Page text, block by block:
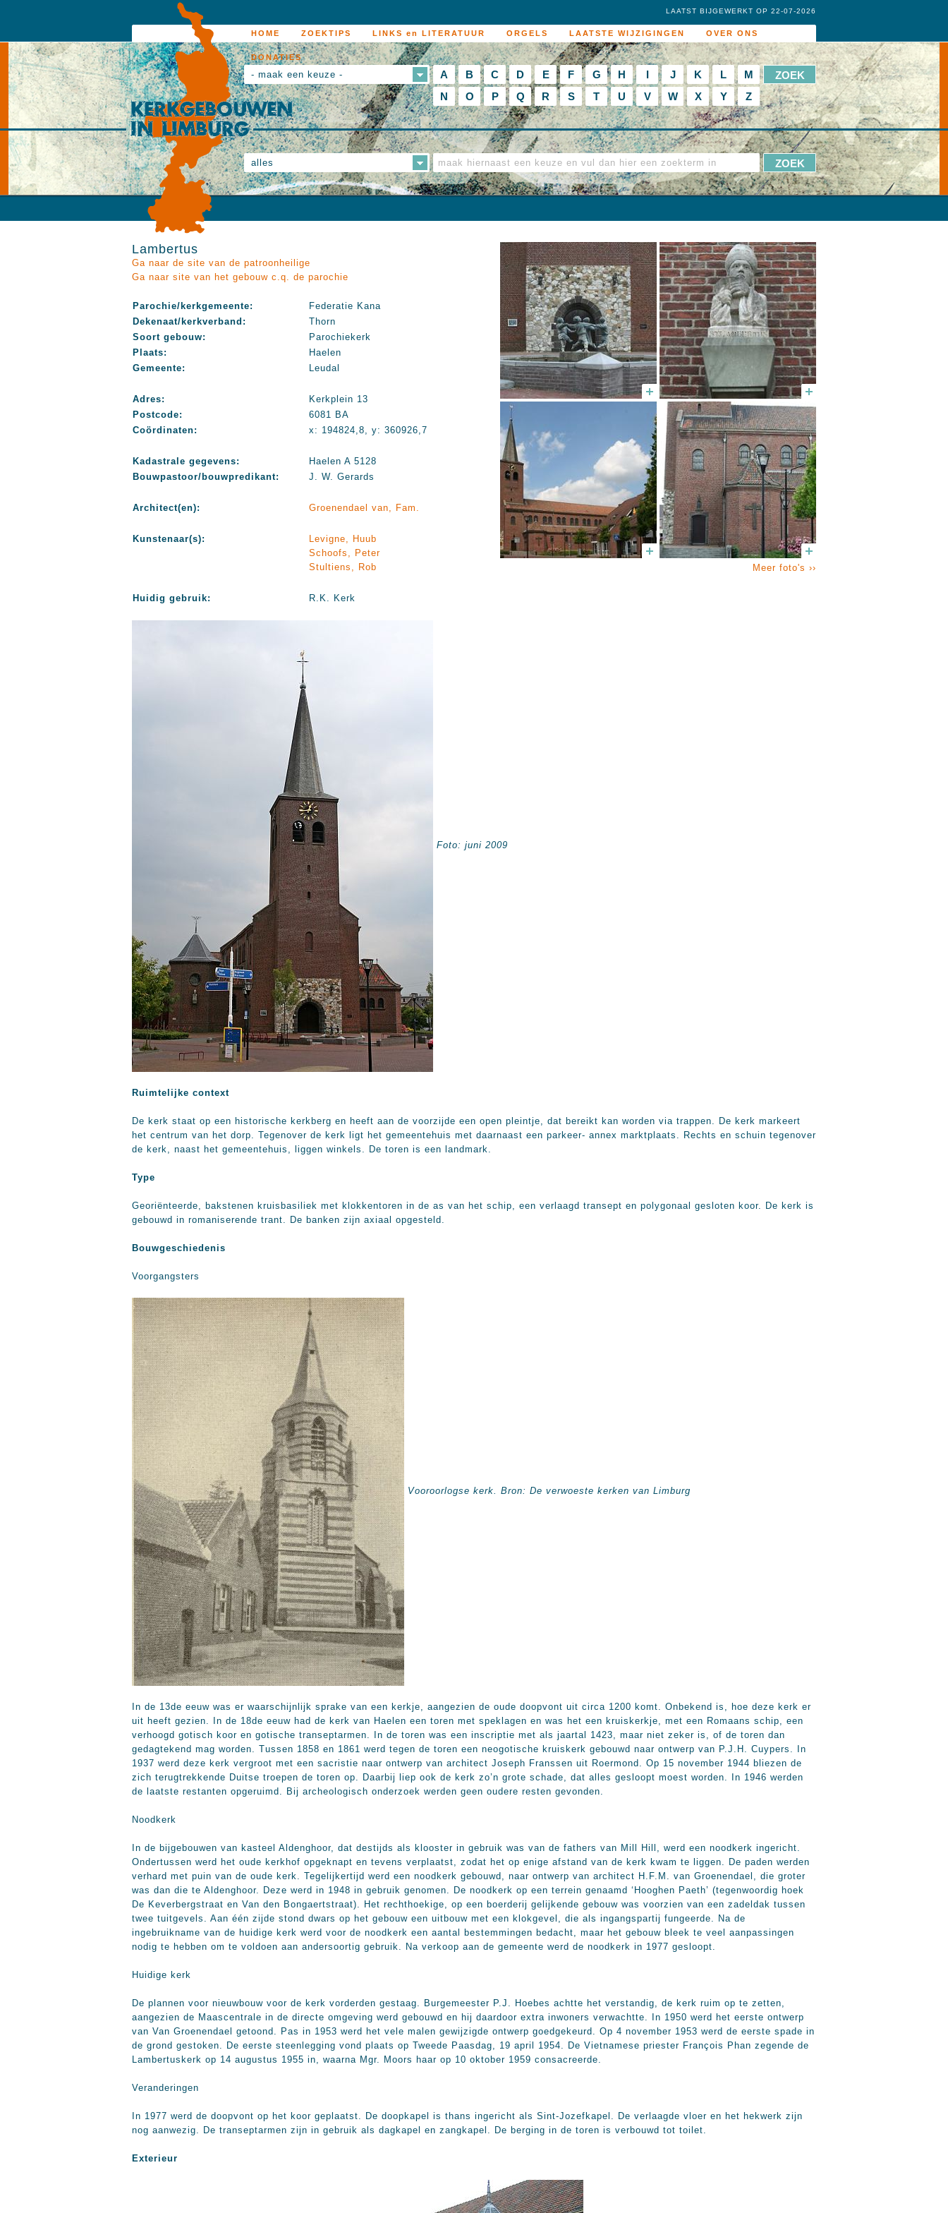
HOME ZOEKTIPS LINKS en LITERATUUR ORGELS LAATSTE WIJZIGINGEN OVER ONS
DONATIES
LAATST BIJGEWERKT OP 22-07-2026
- maak een keuze - A B C D E F G H I J K L
M
N
O P Q R S T U V W X Y Z
alles
Lambertus
Ga naar de site van de patroonheilige
Ga naar site van het gebouw c.q. de parochie
Parochie/kerkgemeente:
Federatie Kana
Dekenaat/kerkverband:
Thorn
Soort gebouw:
Parochiekerk
Plaats:
Haelen
Gemeente:
Leudal
Adres:
Kerkplein 13
Postcode:
6081 BA
Coördinaten:
x: 194824,8, y: 360926,7
Kadastrale gegevens:
Haelen A 5128
Bouwpastoor/bouwpredikant:
J. W. Gerards
Architect(en): Groenendael van, Fam.
Kunstenaar(s):
Levigne, Huub
Schoofs, Peter
Stultiens, Rob
Huidig gebruik: R.K. Kerk
Meer foto's ››
Foto: juni 2009
Ruimtelijke context
De kerk staat op een historische kerkberg en heeft aan de voorzijde een open pleintje, dat bereikt kan worden via trappen. De kerk markeert
het centrum van het dorp. Tegenover de kerk ligt het gemeentehuis met daarnaast een parkeer- annex marktplaats. Rechts en schuin tegenover
de kerk, naast het gemeentehuis, liggen winkels. De toren is een landmark.
Type
Georiënteerde, bakstenen kruisbasiliek met klokkentoren in de as van het schip, een verlaagd transept en polygonaal gesloten koor. De kerk is
gebouwd in romaniserende trant. De banken zijn axiaal opgesteld.
Bouwgeschiedenis
Voorgangsters
Vooroorlogse kerk. Bron: De verwoeste kerken van Limburg
In de 13de eeuw was er waarschijnlijk sprake van een kerkje, aangezien de oude doopvont uit circa 1200 komt. Onbekend is, hoe deze kerk er
uit heeft gezien. In de 18de eeuw had de kerk van Haelen een toren met speklagen en was het een kruiskerkje, met een Romaans schip, een
verhoogd gotisch koor en gotische transeptarmen. In de toren was een inscriptie met als jaartal 1423, maar niet zeker is, of de toren dan
gedagtekend mag worden. Tussen 1858 en 1861 werd tegen de toren een neogotische kruiskerk gebouwd naar ontwerp van P.J.H. Cuypers. In
1937 werd deze kerk vergroot met een sacristie naar ontwerp van architect Joseph Franssen uit Roermond. Op 15 november 1944 bliezen de
zich terugtrekkende Duitse troepen de toren op. Daarbij liep ook de kerk zo’n grote schade, dat alles gesloopt moest worden. In 1946 werden
de laatste restanten opgeruimd. Bij archeologisch onderzoek werden geen oudere resten gevonden.
Noodkerk
In de bijgebouwen van kasteel Aldenghoor, dat destijds als klooster in gebruik was van de fathers van Mill Hill, werd een noodkerk ingericht.
Ondertussen werd het oude kerkhof opgeknapt en tevens verplaatst, zodat het op enige afstand van de kerk kwam te liggen. De paden werden
verhard met puin van de oude kerk. Tegelijkertijd werd een noodkerk gebouwd, naar ontwerp van architect H.F.M. van Groenendael, die groter
was dan die te Aldenghoor. Deze werd in 1948 in gebruik genomen. De noodkerk op een terrein genaamd ‘Hooghen Paeth’ (tegenwoordig hoek
De Keverbergstraat en Van den Bongaertstraat). Het rechthoekige, op een boerderij gelijkende gebouw was voorzien van een zadeldak tussen
twee tuitgevels. Aan één zijde stond dwars op het gebouw een uitbouw met een klokgevel, die als ingangspartij fungeerde. Na de
ingebruikname van de huidige kerk werd voor de noodkerk een aantal bestemmingen bedacht, maar het gebouw bleek te veel aanpassingen
nodig te hebben om te voldoen aan andersoortig gebruik. Na verkoop aan de gemeente werd de noodkerk in 1977 gesloopt.
Huidige kerk
De plannen voor nieuwbouw voor de kerk vorderden gestaag. Burgemeester P.J. Hoebes achtte het verstandig, de kerk ruim op te zetten,
aangezien de Maascentrale in de directe omgeving werd gebouwd en hij daardoor extra inwoners verwachtte. In 1950 werd het eerste ontwerp
van Van Groenendael getoond. Pas in 1953 werd het vele malen gewijzigde ontwerp goedgekeurd. Op 4 november 1953 werd de eerste spade in
de grond gestoken. De eerste steenlegging vond plaats op Tweede Paasdag, 19 april 1954. De Vietnamese priester François Phan zegende de
Lambertuskerk op 14 augustus 1955 in, waarna Mgr. Moors haar op 10 oktober 1959 consacreerde.
Veranderingen
In 1977 werd de doopvont op het koor geplaatst. De doopkapel is thans ingericht als Sint-Jozefkapel. De verlaagde vloer en het hekwerk zijn
nog aanwezig. De transeptarmen zijn in gebruik als dagkapel en zangkapel. De berging in de toren is verbouwd tot toilet.
Exterieur